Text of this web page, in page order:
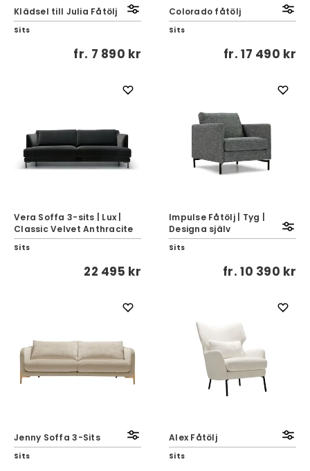
Klädsel till Julia Fåtölj
Sits
fr. 7 890 kr
Colorado fåtölj
Sits
fr.17 490 kr
Vera Soffa 3-sits | Lux |
Classic Velvet Anthracite
Sits
22 495 kr
Impulse Fåtölj | Tyg |
Designa själv
Sits
fr.10 390 kr
Jenny Soffa 3-Sits
Sits
Alex Fåtölj
Sits